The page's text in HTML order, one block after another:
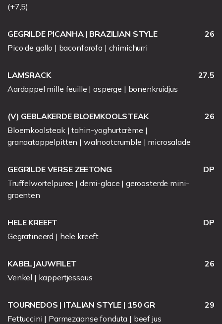
(+7,5)
GEGRILDE PICANHA | BRAZILIAN STYLE
26
Pico de gallo | baconfarofa | chimichurri
LAMSRACK
27.5
Aardappel mille feuille | asperge | bonenkruidjus
(V) GEBLAKERDE BLOEMKOOLSTEAK
26
Bloemkoolsteak | tahin-yoghurtcrème |
granaatappelpitten | walnootcrumble | microsalade
GEGRILDE VERSE ZEETONG
DP
Truffelwortelpuree | demi-glace | geroosterde mini-
groenten
HELE KREEFT
DP
Gegratineerd | hele kreeft
KABELJAUWFILET
26
Venkel | kappertjessaus
TOURNEDOS | ITALIAN STYLE | 150 GR
29
Fettuccini | Parmezaanse fonduta | beef jus